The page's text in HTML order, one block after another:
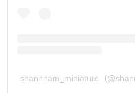
shannnam_miniature（